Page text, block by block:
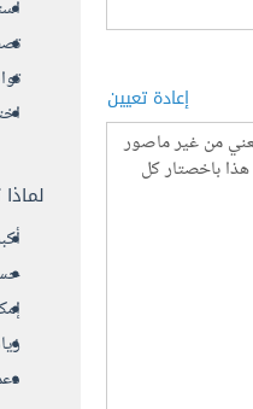
إعادة تعيين